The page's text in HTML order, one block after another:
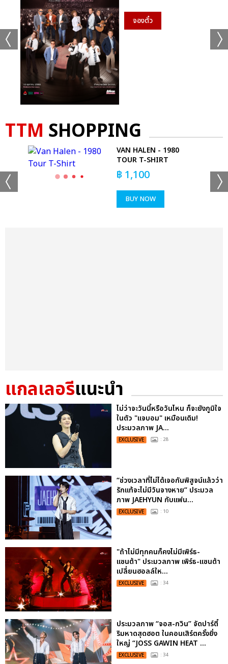
จองตั๋ว
TTM SHOPPING
VAN HALEN - 1980
TOUR T-SHIRT
฿ 1,100
BUY NOW
แกลเลอรีแนะนำ
ไม่ว่าจะวันนี้หรือวันไหน ก็จะยังภูมิใจ
ในตัว "แจบอม" เหมือนเดิม!
ประมวลภาพ JA...
EXCLUSIVE : 28
“ช่วงเวลาที่ไม่ได้เจอกันพิสูจน์แล้วว่า
รักแท้จะไม่มีวันจางหาย” ประมวล
ภาพ JAEHYUN กับแฟน...
EXCLUSIVE : 10
"ถ้าไม่มีทุกคนก็คงไม่มีเพิร์ธ-
แซนต้า" ประมวลภาพ เพิร์ธ-แซนต้า
เปลี่ยนฮอลล์ให...
EXCLUSIVE : 34
ประมวลภาพ “จอส-กวิน” จัดปาร์ตี้
ริมหาดสุดฮอต ในคอนเสิร์ตครั้งยิ่ง
ใหญ่ “JOSS GAWIN HEAT ...
EXCLUSIVE : 34